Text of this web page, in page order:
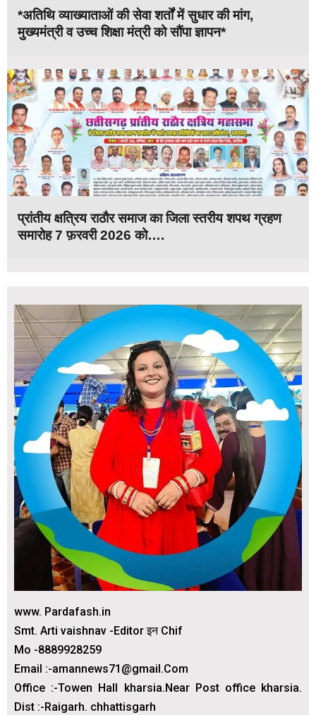
*अतिथि व्याख्याताओं की सेवा शर्तों में सुधार की मांग,
मुख्यमंत्री व उच्च शिक्षा मंत्री को सौंपा ज्ञापन*
प्रांतीय क्षत्रिय राठौर समाज का जिला स्तरीय शपथ ग्रहण
समारोह 7 फ़रवरी 2026 को….
www. Pardafash.in
Smt. Arti vaishnav -Editor इन Chif
Mo -8889928259
Email :-amannews71@gmail.Com
Office :-Towen Hall kharsia.Near Post office kharsia.
Dist :-Raigarh. chhattisgarh